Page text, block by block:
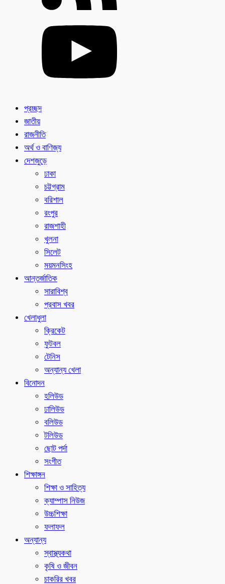
প্রচ্ছদ
জাতীয়
রাজনীতি
অর্থ ও বাণিজ্য
দেশজুড়ে
ঢাকা
চট্টগ্রাম
বরিশাল
রংপুর
রাজশাহী
খুলনা
সিলেট
ময়মনসিংহ
আন্তর্জাতিক
সারাবিশ্ব
প্রবাস খবর
খেলাধুলা
ক্রিকেট
ফুটবল
টেনিস
অন্যান্য খেলা
বিনোদন
হলিউড
ঢালিউড
বলিউড
টলিউড
ছোট পর্দা
সংগীত
শিক্ষাঙ্গন
শিক্ষা ও সাহিত্য
ক্যাম্পাস নিউজ
উচ্চশিক্ষা
ফলাফল
অন্যান্য
স্বাস্থ্যকথা
কৃষি ও জীবন
চাকরির খবর